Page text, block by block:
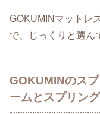
GOKUMINマットレ
で、じっくりと選ん
GOKUMINのス
ームとスプリン